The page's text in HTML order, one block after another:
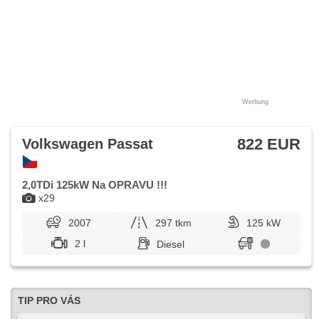
Werbung
x29
Volkswagen Passat 822 EUR
2,0TDi 125kW Na OPRAVU !!!
2007 297 tkm
125 kW
2 l
Diesel
TIP PRO VÁS